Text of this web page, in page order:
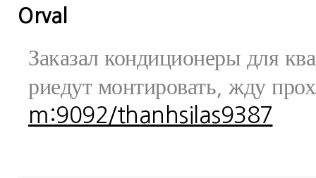
Orval
Заказал кондиционеры для
риедут монтировать, жду
m:9092/thanhsilas9387